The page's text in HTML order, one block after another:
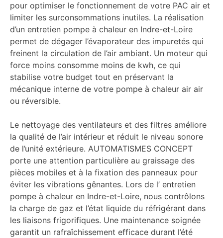
pour optimiser le fonctionnement de votre PAC air et
limiter les surconsommations inutiles. La réalisation
d’un entretien pompe à chaleur en Indre-et-Loire
permet de dégager l’évaporateur des impuretés qui
freinent la circulation de l’air ambiant. Un moteur qui
force moins consomme moins de kwh, ce qui
stabilise votre budget tout en préservant la
mécanique interne de votre pompe à chaleur air air
ou réversible.
Le nettoyage des ventilateurs et des filtres améliore
la qualité de l’air intérieur et réduit le niveau sonore
de l’unité extérieure. AUTOMATISMES CONCEPT
porte une attention particulière au graissage des
pièces mobiles et à la fixation des panneaux pour
éviter les vibrations gênantes. Lors de l’ entretien
pompe à chaleur en Indre-et-Loire, nous contrôlons
la charge de gaz et l’état liquide du réfrigérant dans
les liaisons frigorifiques. Une maintenance soignée
garantit un rafraîchissement efficace durant l’été